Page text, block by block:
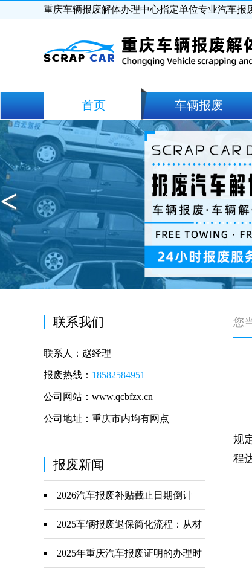
重庆车辆报废解体办理中心指定单位专业汽车报
首页 车辆报废
<
联系我们
联系人：赵经理
报废热线： 18582584951
公司网站：www.qcbfzx.cn
公司地址：重庆市内均有网点
报废新闻
2026汽车报废补贴截止日期倒计
时：这些事项要抓紧
2025车辆报废退保简化流程：从材
料准备到退款到账全攻略
2025年重庆汽车报废证明的办理时
您
规
程